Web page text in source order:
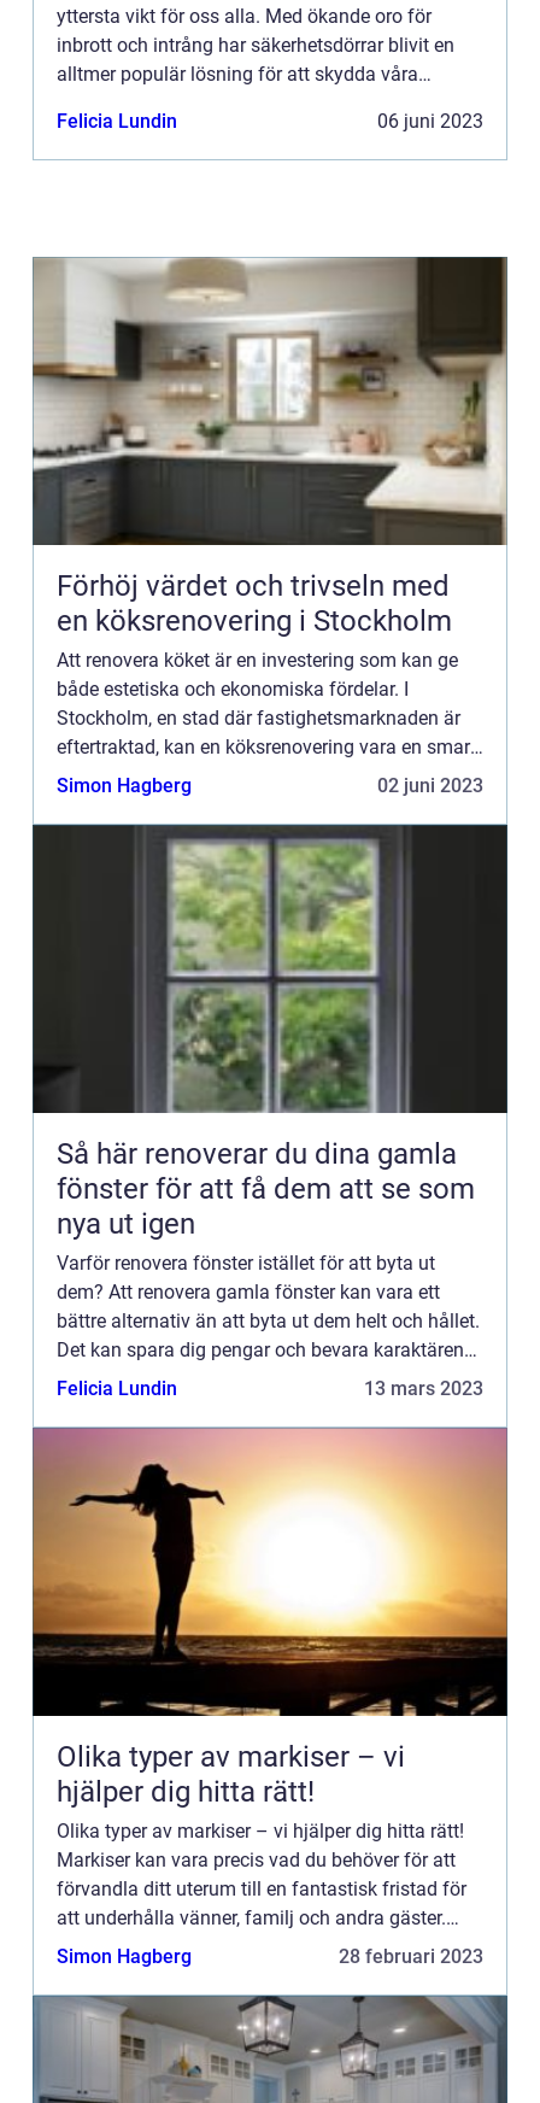
yttersta vikt för oss alla. Med ökande oro för
inbrott och intrång har säkerhetsdörrar blivit en
alltmer populär lösning för att skydda våra
kommer vi att ...
Felicia Lundin 06 juni 2023
Förhöj värdet och trivseln med
en köksrenovering i Stockholm
Att renovera köket är en investering som kan ge
både estetiska och ekonomiska fördelar. I
Stockholm, en stad där fastighetsmarknaden är
eftertraktad, kan en köksrenovering vara en smart
strategi för att ö...
Simon Hagberg 02 juni 2023
Så här renoverar du dina gamla
fönster för att få dem att se som
nya ut igen
Varför renovera fönster istället för att byta ut
dem? Att renovera gamla fönster kan vara ett
bättre alternativ än att byta ut dem helt och hållet.
Det kan spara dig pengar och bevara karaktären
hos ditt ...
Felicia Lundin 13 mars 2023
Olika typer av markiser – vi
hjälper dig hitta rätt!
Olika typer av markiser – vi hjälper dig hitta rätt!
Markiser kan vara precis vad du behöver för att
förvandla ditt uterum till en fantastisk fristad för
att underhålla vänner, familj och andra gäster.
Men var ska du ens börja när det gäller at...
Simon Hagberg 28 februari 2023